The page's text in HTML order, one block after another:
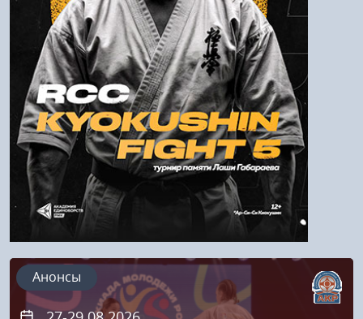
Войти
Напомнить пароль
Регистрация
Анонсы